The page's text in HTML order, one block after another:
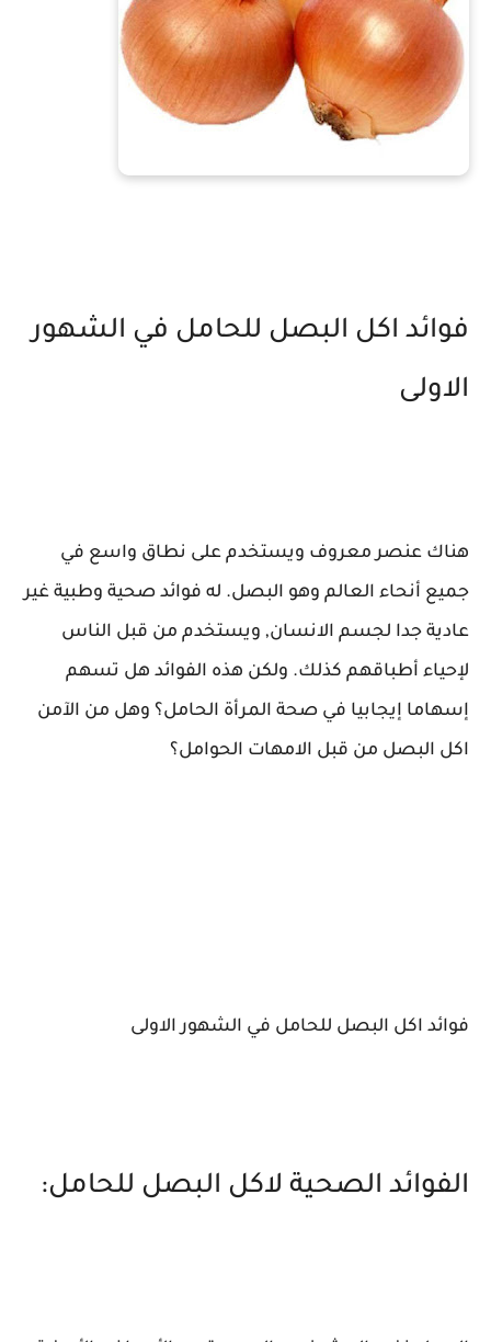
فوائد اكل البصل للحامل في الشهور
الاولى
هناك عنصر معروف ويستخدم على نطاق واسع في
جميع أنحاء العالم وهو البصل. له فوائد صحية وطبية غير
عادية جدا لجسم الانسان, ويستخدم من قبل الناس
لإحياء أطباقهم كذلك. ولكن هذه الفوائد هل تسهم
إسهاما إيجابيا في صحة المرأة الحامل؟ وهل من الآمن
اكل البصل من قبل الامهات الحوامل؟
فوائد اكل البصل للحامل في الشهور الاولى
الفوائد الصحية لاكل البصل للحامل: